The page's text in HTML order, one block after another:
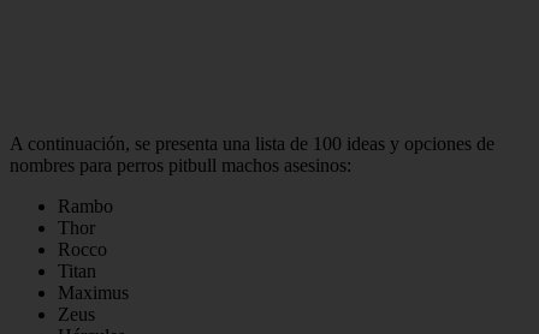
A continuación, se presenta una lista de 100 ideas y opciones de
nombres para perros pitbull machos asesinos:
Rambo
Thor
Rocco
Titan
Maximus
Zeus